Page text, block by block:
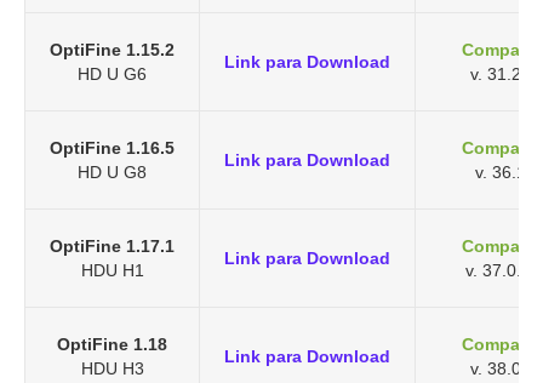
OptiFine 1.15.2
HD U G6
Link para Download
v.
OptiFine 1.16.5
HD U G8
Link para Download
v. 36.1.0
OptiFine 1.17.1
HDU H1
Link para Download
v.
OptiFine 1.18
HDU H3
Link para Download
v.